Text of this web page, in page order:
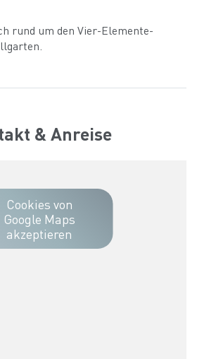
rund um den Vier-Elemente-
& Anreise
Cookies von
Google Maps
akzeptieren